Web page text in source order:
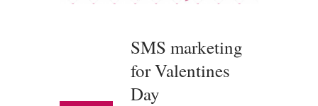
SMS marketing
for Valentines
Day